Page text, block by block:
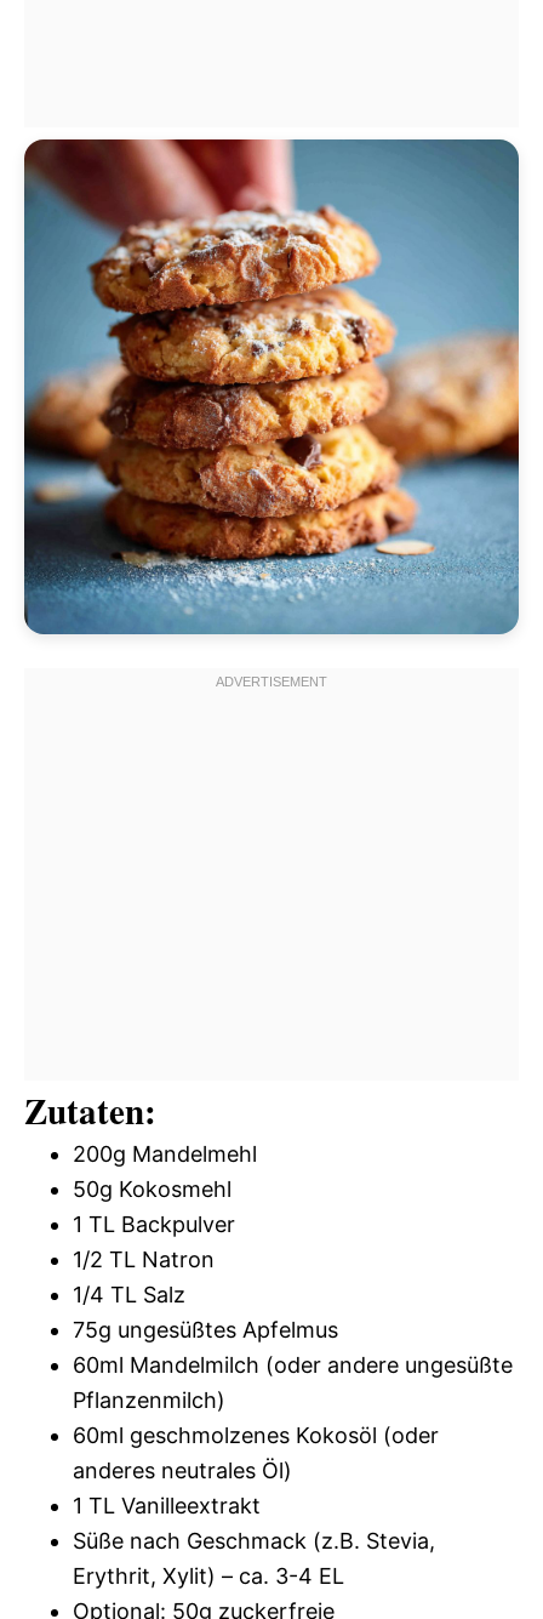
Zutaten:
200g Mandelmehl
50g Kokosmehl
1 TL Backpulver
1/2 TL Natron
1/4 TL Salz
75g ungesüßtes Apfelmus
60ml Mandelmilch (oder andere ungesüßte
Pflanzenmilch)
60ml geschmolzenes Kokosöl (oder
anderes neutrales Öl)
1 TL Vanilleextrakt
Süße nach Geschmack (z.B. Stevia,
Erythrit, Xylit) – ca. 3-4 EL
Optional: 50g zuckerfreie